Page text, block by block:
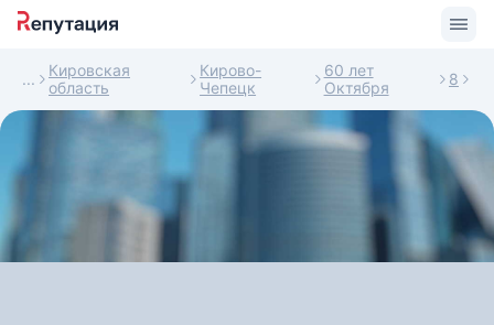
Кировская
область
Кирово-
Чепецк
60 лет
Октября
8